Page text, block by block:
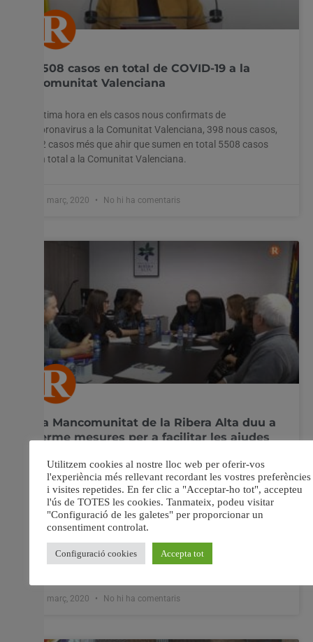
5508 casos en total de COVID-19 a la
Comunitat Valenciana
Última hora en els casos nous confirmats de
coronavirus a la Comunitat Valenciana, 398 nous casos,
72 casos més que ahir que sumen en total 5508 casos
en total a la Comunitat Valenciana.
31 març, 2020 No hi ha comentaris
La Mancomunitat de la Ribera Alta duu a
terme mesures per a facilitar les ajudes
El COVID-19 afecta a tots, a les administracions, a les
empreses, particulars i als treballadors. La
Mancomunitat de la Ribera Alta segueix activa i a més
ha pres mesures respecte a la crisi, Txema Peláez,
president de la Mancomunitat de la Ribera Alta ens ho
comenta. Txema ha llançat un
31 març, 2020 No hi ha comentaris
l'experiència més rellevant recordant les vostres preferències
i visites repetides. En fer clic a "Acceptar-ho tot", accepteu
"Configuració de les galetes" per proporcionar un
consentiment controlat.
Configuració cookies Accepta tot